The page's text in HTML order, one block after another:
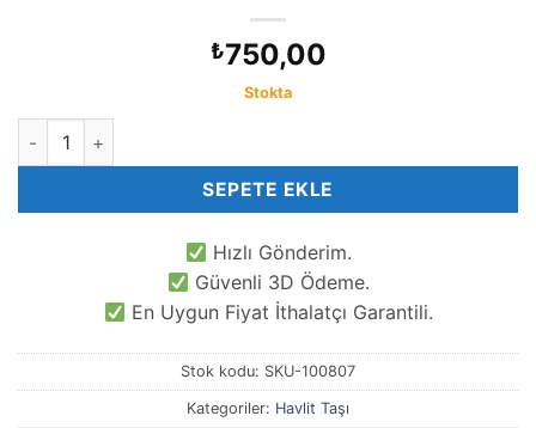
₺750,00
Stokta
10 MM Kare Tila Havlit Taşı adet
SEPETE EKLE
Hızlı Gönderim.
Güvenli 3D Ödeme.
En Uygun Fiyat İthalatçı Garantili.
Stok kodu: SKU-100807
Kategoriler: Havlit Taşı